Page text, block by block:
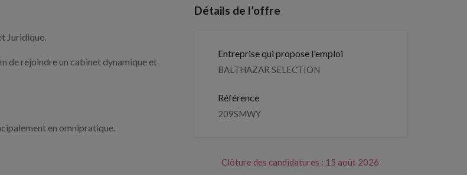
Juridique.
de rejoindre un cabinet dynamique et
en omnipratique.
Détails de l’offre
Entreprise qui propose l'emploi
BALTHAZAR SELECTION
Référence
209SMWY
Clôture des candidatures : 15 août 2026